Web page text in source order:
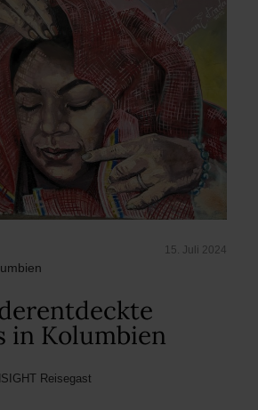
15. Juli 2024
in Kolumbien
Reisegast